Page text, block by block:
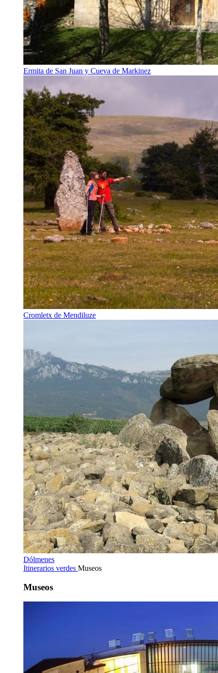
Ermita de San Juan y Cueva de Markinez
Cromletx de Mendiluze
Dólmenes
Itinerarios verdes Museos
Museos